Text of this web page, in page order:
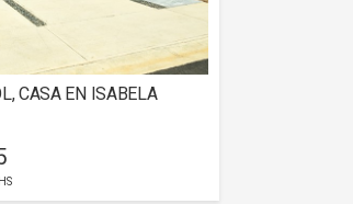
CASA EN ISABELA